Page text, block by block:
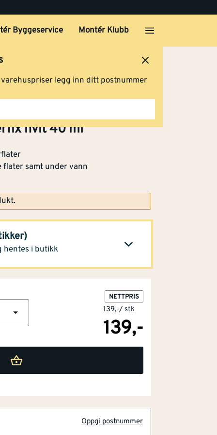
Byggeservice Montér Klubb
legg inn ditt postnummer
hvit 40 ml
flater samt under vann
hentes i butikk
stk) 45,90
45,90 Klikk og hent
Klikk og hent
alle butikker
NETTPRIS
139,-/ stk
139,-
Oppgi postnummer